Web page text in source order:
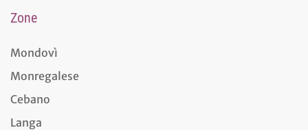
Zone
Mondovì
Monregalese
Cebano
Langa